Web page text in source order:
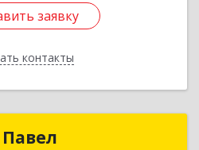
заявку
контакты
заявку
Назад
Добрынин Павел